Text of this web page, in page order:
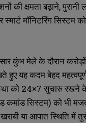
की क्षमता बढ़ाने, पुरानी
मॉनिटरिंग सिस्टम
कुंभ मेले के दौरान
हुए यह कदम बेहद महत्वपूर्ण
को 24×7 सुचारु रखने
कमांड सिस्टम) को भी
या आपात स्थिति में